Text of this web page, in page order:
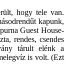
hogy tele van.
kapunk,
Guest House-
rendes, csendes
tárult elénk a
is volt. (Ezt